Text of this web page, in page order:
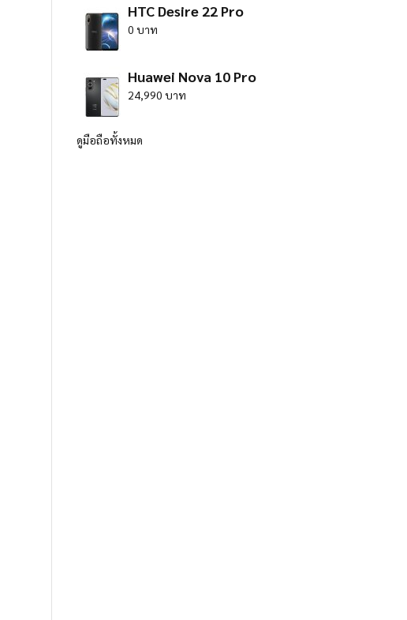
HTC Desire 22 Pro
0 บาท
Huawei Nova 10 Pro
24,990 บาท
ดูมือถือทั้งหมด